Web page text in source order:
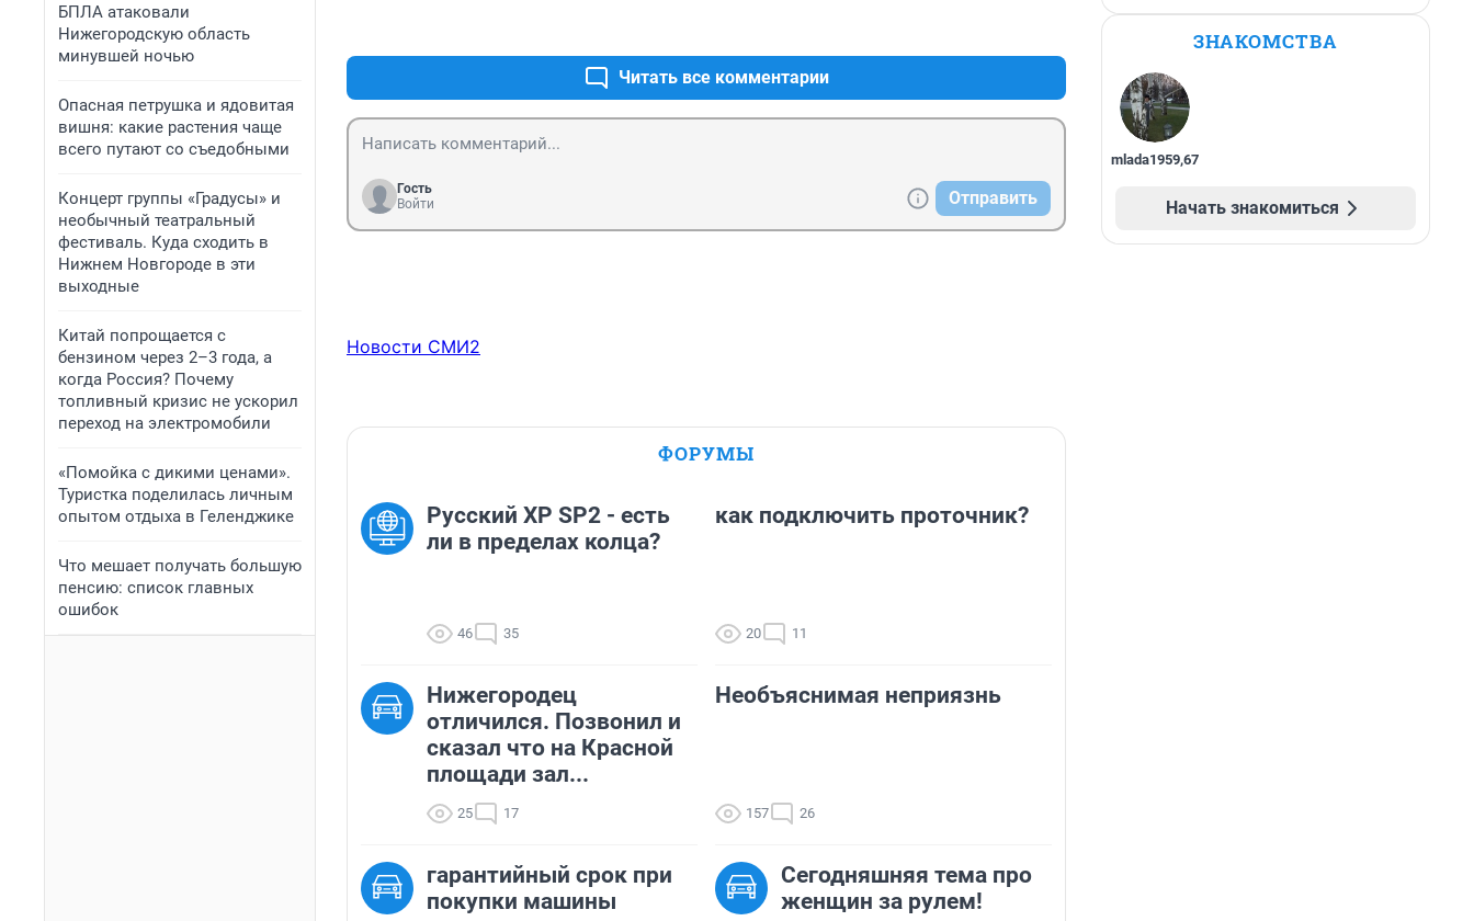
БПЛА атаковали
Нижегородскую область
минувшей ночью
Опасная петрушка и ядовитая
вишня: какие растения чаще
всего путают со съедобными
Концерт группы «Градусы» и
необычный театральный
фестиваль. Куда сходить в
Нижнем Новгороде в эти
выходные
Китай попрощается с
бензином через 2–3 года, а
когда Россия? Почему
топливный кризис не ускорил
переход на электромобили
«Помойка с дикими ценами».
Туристка поделилась личным
опытом отдыха в Геленджике
Что мешает получать большую
пенсию: список главных
ошибок
Читать все комментарии
Гость
Войти
Отправить
Новости СМИ2
ФОРУМЫ
Русский XP SP2 - есть
ли в пределах колца?
46 35
как подключить проточник?
20 11
Нижегородец
отличился. Позвонил и
сказал что на Красной
площади зал...
25 17
Необъяснимая неприязнь
157 26
гарантийный срок при
покупки машины
Сегодняшняя тема про
женщин за рулем!
ЗНАКОМСТВА
mlada1959,67
Начать знакомиться